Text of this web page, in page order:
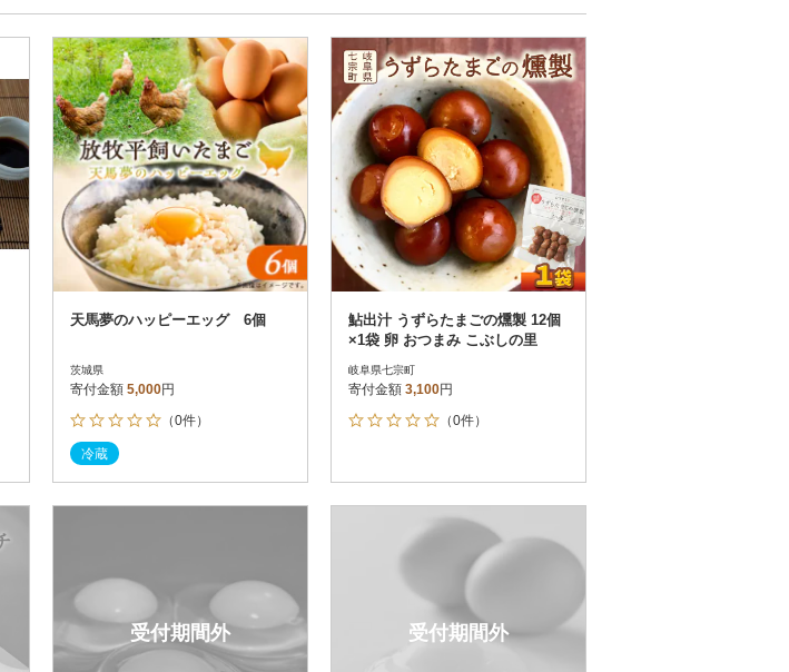
天馬夢のハッピーエッグ 6個
茨城県
寄付金額 5,000円
（0件）
冷蔵
鮎出汁 うずらたまごの燻製 12個
×1袋 卵 おつまみ こぶしの里
岐阜県七宗町
寄付金額 3,100円
（0件）
受付期間外 受付期間外